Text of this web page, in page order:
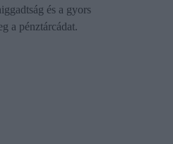
és a gyors
a pénztárcádat.